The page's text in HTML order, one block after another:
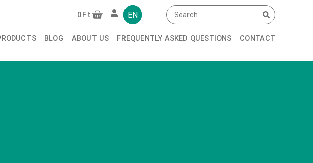
0 Ft EN
BLOG ABOUT US FREQUENTLY ASKED QUESTIONS CONTACT